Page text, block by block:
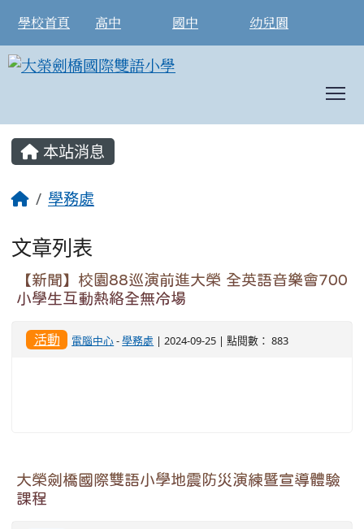
學校首頁 高中 國中 幼兒園
本站消息
學務處
文章列表
【新聞】校園88巡演前進大榮 全英語音樂會700
小學生互動熱絡全無冷場
活動 電腦中心-學務處 | 2024-09-25 | 點閱數： 883
大榮劍橋國際雙語小學地震防災演練暨宣導體驗
課程